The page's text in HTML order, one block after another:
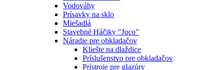
Vodováhy
Prísavky na sklo
Miešadlá
Stavebné Háčiky "Juco"
Náradie pre obkladačov
Kliešte na dlaždice
Príslušenstvo pre obkladačov
Prístroje pre glazúry